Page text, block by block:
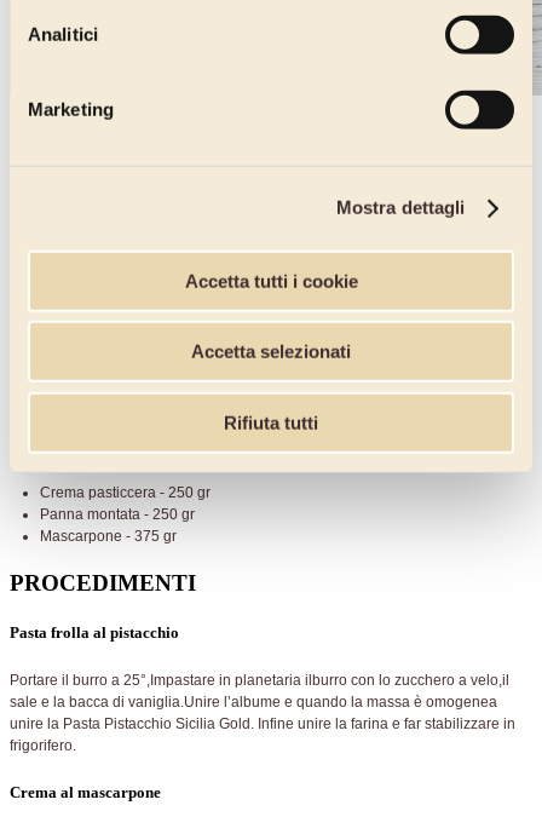
Analitici
Marketing
Mostra dettagli
Accetta tutti i cookie
Accetta selezionati
Rifiuta tutti
Zucchero a velo - 200 gr
Pasta pistacchio - 120 gr Sicilia Gold
Crema pasticcera - 250 gr
Panna montata - 250 gr
Mascarpone - 375 gr
PROCEDIMENTI
Pasta frolla al pistacchio
Portare il burro a 25°,Impastare in planetaria ilburro con lo zucchero a velo,il
sale e la bacca di vaniglia.Unire l’albume e quando la massa è omogenea
unire la Pasta Pistacchio Sicilia Gold. Infine unire la farina e far stabilizzare in
frigorifero.
Crema al mascarpone